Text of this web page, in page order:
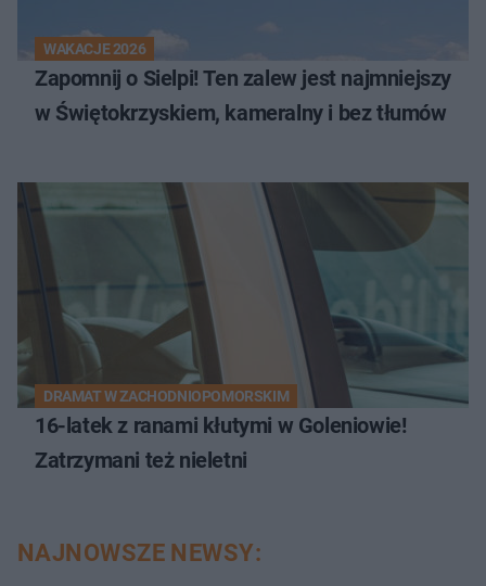
WAKACJE 2026
Zapomnij o Sielpi! Ten zalew jest najmniejszy
w Świętokrzyskiem, kameralny i bez tłumów
DRAMAT W ZACHODNIOPOMORSKIM
16-latek z ranami kłutymi w Goleniowie!
Zatrzymani też nieletni
NAJNOWSZE NEWSY: